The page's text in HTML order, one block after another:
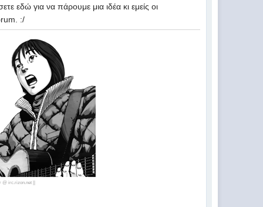
εδώ για να πάρουμε μια ιδέα κι εμείς οι
:/
@ irc.rizon.net ||